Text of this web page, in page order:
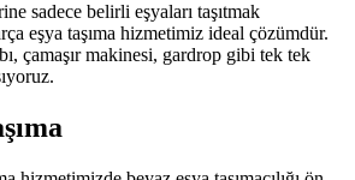
sadece belirli eşyaları taşıtmak
eşya taşıma hizmetimiz ideal çözümdür.
çamaşır makinesi, gardrop gibi tek tek